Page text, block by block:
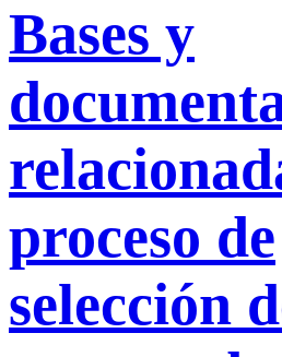
Bases y
proceso de
selección